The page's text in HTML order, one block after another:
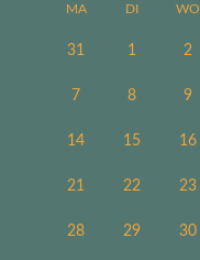
MA DI WO
31 1 2
7 8 9
14 15 16
21 22 23
28 29 30